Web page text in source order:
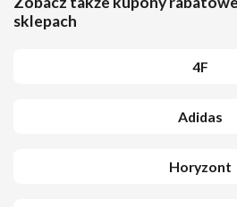
sklepach
4F
Adidas
Horyzont